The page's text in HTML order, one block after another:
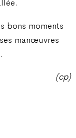
bons moments
manœuvres
(cp)